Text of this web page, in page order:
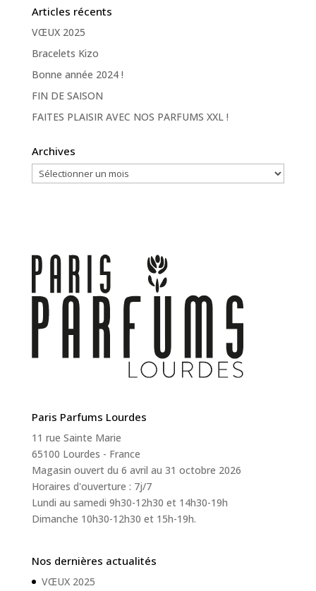
Articles récents
VŒUX 2025
Bracelets Kizo
Bonne année 2024 !
FIN DE SAISON
FAITES PLAISIR AVEC NOS PARFUMS XXL !
Archives
Archives
Paris Parfums Lourdes
11 rue Sainte Marie
65100 Lourdes - France
Magasin ouvert du 6 avril au 31 octobre 2026
Horaires d'ouverture : 7j/7
Lundi au samedi 9h30-12h30 et 14h30-19h
Dimanche 10h30-12h30 et 15h-19h.
Nos dernières actualités
VŒUX 2025